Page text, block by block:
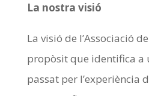
La nostra visió
La visió de l’Associació
propòsit que identifica a
passat per l’experiència